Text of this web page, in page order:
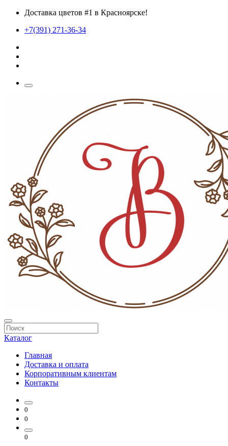
Доставка цветов #1 в Красноярске!
+7(391) 271-36-34
Каталог
Главная
Доставка и оплата
Корпоративным клиентам
Контакты
0
0
0